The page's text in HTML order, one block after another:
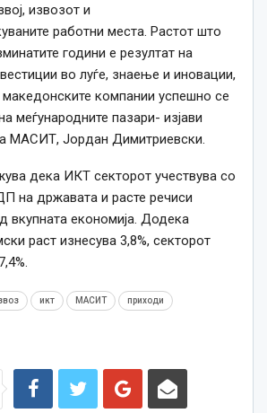
извозот и
работни места. Растот што
години е резултат на
во луѓе, знаење и иновации,
компании успешно се
меѓународните пазари- изјави
МАСИТ, Јордан Димитриевски.
дека ИКТ секторот учествува со
на државата и расте речиси
вкупната економија. Додека
раст изнесува 3,8%, секторот
икт МАСИТ приходи